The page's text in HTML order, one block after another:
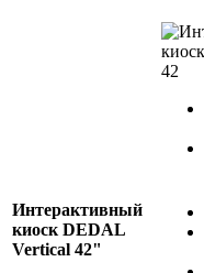
Интерактивный
киоск DEDAL
Vertical 42"